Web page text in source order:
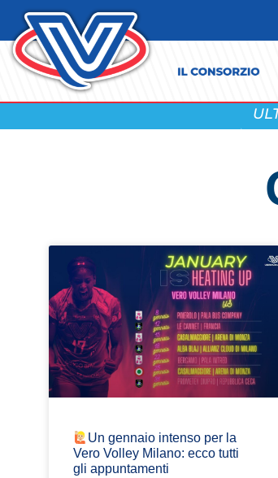
Un gennaio intenso per la
Vero Volley Milano: ecco tutti
gli appuntamenti